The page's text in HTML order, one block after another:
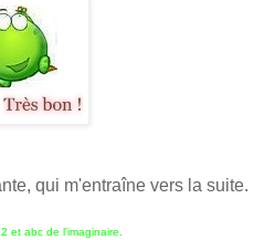
qui m'entraîne vers la suite.
et abc de l'imaginaire.